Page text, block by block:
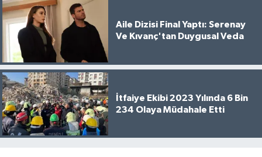
Aile Dizisi Final Yaptı: Serenay
Ve Kıvanç'tan Duygusal Veda
İtfaiye Ekibi 2023 Yılında 6 Bin
234 Olaya Müdahale Etti